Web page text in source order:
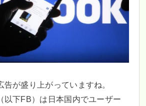
が盛り上がっていますね。
以下FB）は日本国内でユーザー